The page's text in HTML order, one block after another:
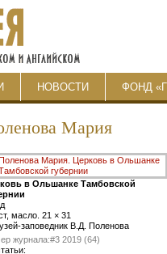
НОВОСТИ ФОНД
Мария
в Ольшанке Тамбовской
масло. 21 × 31
заповедник В.Д. Поленова
журнала:#3 2019 (64)